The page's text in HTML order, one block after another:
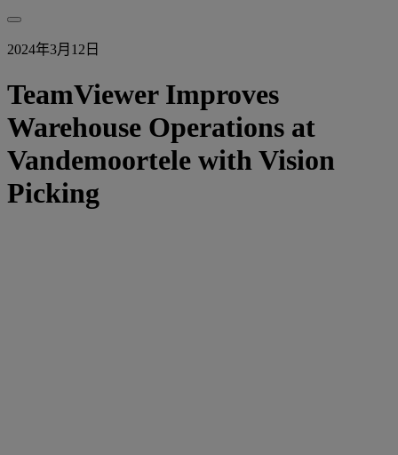
2024年3月12日
TeamViewer Improves
Warehouse Operations at
Vandemoortele with Vision
Picking